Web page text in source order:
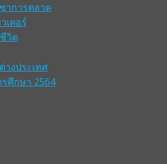
าการตลาด
เตอร์
วิต
งประเทศ
ศึกษา 2564